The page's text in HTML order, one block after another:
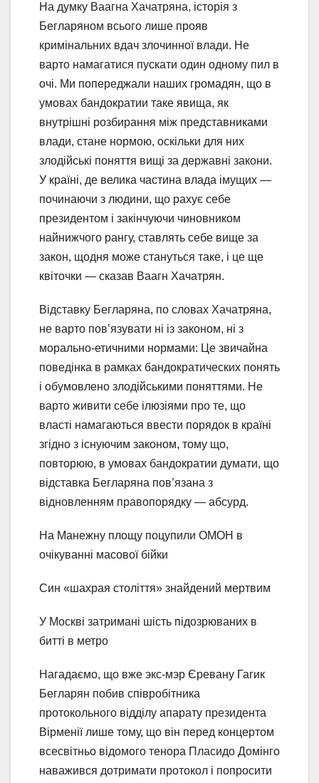
На думку Ваагна Хачатряна, історія з
Бегларяном всього лише прояв
кримінальних вдач злочинної влади. Не
варто намагатися пускати один одному пил в
очі. Ми попереджали наших громадян, що в
умовах бандократии таке явища, як
внутрішні розбирання між представниками
влади, стане нормою, оскільки для них
злодійські поняття вищі за державні закони.
У країні, де велика частина влада імущих —
починаючи з людини, що рахує себе
президентом і закінчуючи чиновником
найнижчого рангу, ставлять себе вище за
закон, щодня може стануться таке, і це ще
квіточки — сказав Ваагн Хачатрян.
Відставку Бегларяна, по словах Хачатряна,
не варто пов’язувати ні із законом, ні з
морально-етичними нормами: Це звичайна
поведінка в рамках бандократических понять
і обумовлено злодійськими поняттями. Не
варто живити себе ілюзіями про те, що
власті намагаються ввести порядок в країні
згідно з існуючим законом, тому що,
повторюю, в умовах бандократии думати, що
відставка Бегларяна пов’язана з
відновленням правопорядку — абсурд.
На Манежну площу поцупили ОМОН в
очікуванні масової бійки
Син «шахрая століття» знайдений мертвим
У Москві затримані шість підозрюваних в
битті в метро
Нагадаємо, що вже экс-мэр Єревану Гагик
Бегларян побив співробітника
протокольного відділу апарату президента
Вірменії лише тому, що він перед концертом
всесвітньо відомого тенора Пласидо Домінго
наважився дотримати протокол і попросити